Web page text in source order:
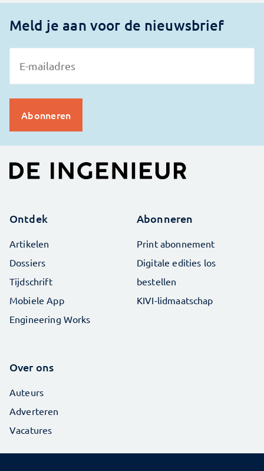
Meld je aan voor de nieuwsbrief
Ontdek
Artikelen
Dossiers
Tijdschrift
Mobiele App
Engineering Works
Abonneren
Print abonnement
Digitale edities los
bestellen
KIVI-lidmaatschap
Over ons
Auteurs
Adverteren
Vacatures